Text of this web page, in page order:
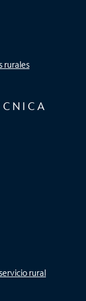
rurales
rural